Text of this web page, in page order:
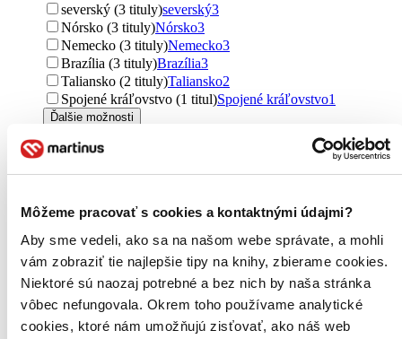
Môžeme pracovať s cookies a kontaktnými údajmi?
Aby sme vedeli, ako sa na našom webe správate, a mohli
vám zobraziť tie najlepšie tipy na knihy, zbierame cookies.
Niektoré sú naozaj potrebné a bez nich by naša stránka
vôbec nefungovala. Okrem toho používame analytické
cookies, ktoré nám umožňujú zisťovať, ako náš web
severský (3 tituly)severský3
Nórsko (3 tituly)Nórsko3
Nemecko (3 tituly)Nemecko3
Brazília (3 tituly)Brazília3
Taliansko (2 tituly)Taliansko2
Spojené kráľovstvo (1 titul)Spojené kráľovstvo1
Ďalšie možnosti
Útvar
poviedky (22 titulov) poviedky
22
učebnice (6 titulov)
fejtóny (5 titulov)fejtóny5
úvahy (4 tituly)úvahy 4
bájky (3 tituly)
bájky3
texty
Ďalšie možnosti